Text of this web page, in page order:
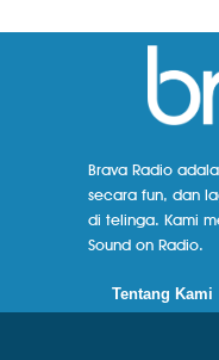
Brava Radio
secara fun, dan
di telinga. Kami
Sound on Radio.
Tentang Kami